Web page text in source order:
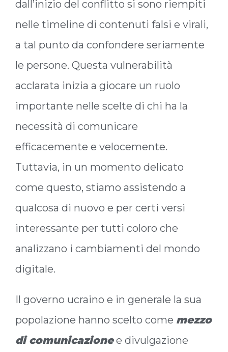
dall’inizio del conflitto si sono riempiti
nelle timeline di contenuti falsi e virali,
a tal punto da confondere seriamente
le persone. Questa vulnerabilità
acclarata inizia a giocare un ruolo
importante nelle scelte di chi ha la
necessità di comunicare
efficacemente e velocemente.
Tuttavia, in un momento delicato
come questo, stiamo assistendo a
qualcosa di nuovo e per certi versi
interessante per tutti coloro che
analizzano i cambiamenti del mondo
digitale.
Il governo ucraino e in generale la sua
popolazione hanno scelto come mezzo
di comunicazionee divulgazione